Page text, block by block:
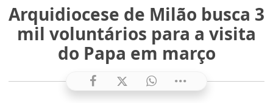
Arquidiocese de Milão busca 3
mil voluntários para a visita
do Papa em março